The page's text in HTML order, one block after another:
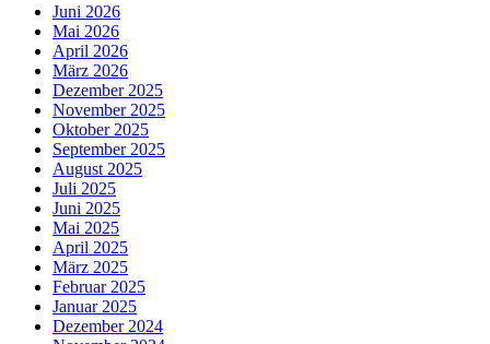
Juni 2026
Mai 2026
April 2026
März 2026
Dezember 2025
November 2025
Oktober 2025
September 2025
August 2025
Juli 2025
Juni 2025
Mai 2025
April 2025
März 2025
Februar 2025
Januar 2025
Dezember 2024